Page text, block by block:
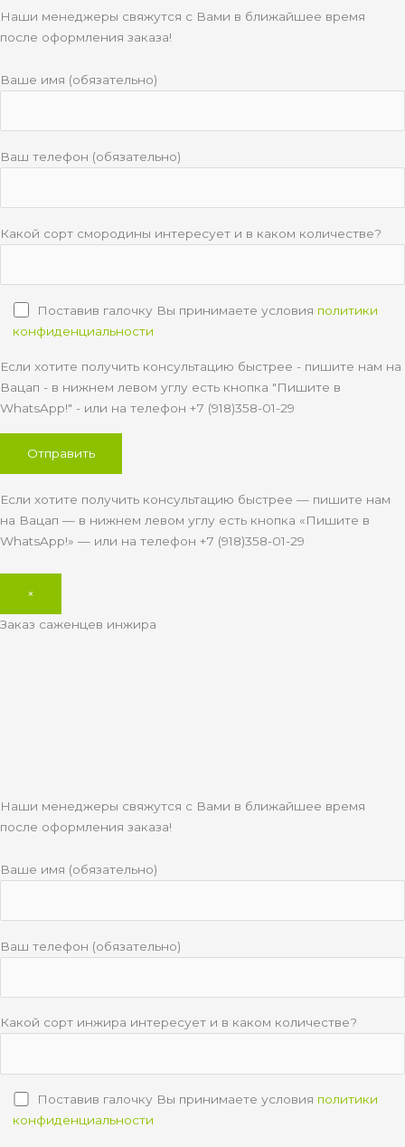
Наши менеджеры свяжутся с Вами в ближайшее время
после оформления заказа!
Ваше имя (обязательно)
Ваш телефон (обязательно)
Какой сорт смородины интересует и в каком количестве?
Поставив галочку Вы принимаете условия политики
конфиденциальности
Если хотите получить консультацию быстрее - пишите нам на
Вацап - в нижнем левом углу есть кнопка "Пишите в
WhatsApp!" - или на телефон +7 (918)358-01-29
Если хотите получить консультацию быстрее — пишите нам
на Вацап — в нижнем левом углу есть кнопка «Пишите в
WhatsApp!» — или на телефон +7 (918)358-01-29
×
Заказ саженцев инжира
Наши менеджеры свяжутся с Вами в ближайшее время
после оформления заказа!
Ваше имя (обязательно)
Ваш телефон (обязательно)
Какой сорт инжира интересует и в каком количестве?
Поставив галочку Вы принимаете условия политики
конфиденциальности